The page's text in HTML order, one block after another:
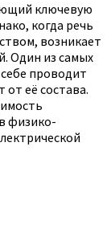
ключевую
когда речь
возникает
Один из самых
проводит
от её состава.
физико-